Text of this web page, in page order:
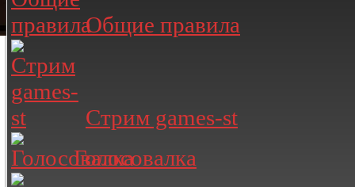
Общие правила
Стрим games-st
Голосовалка